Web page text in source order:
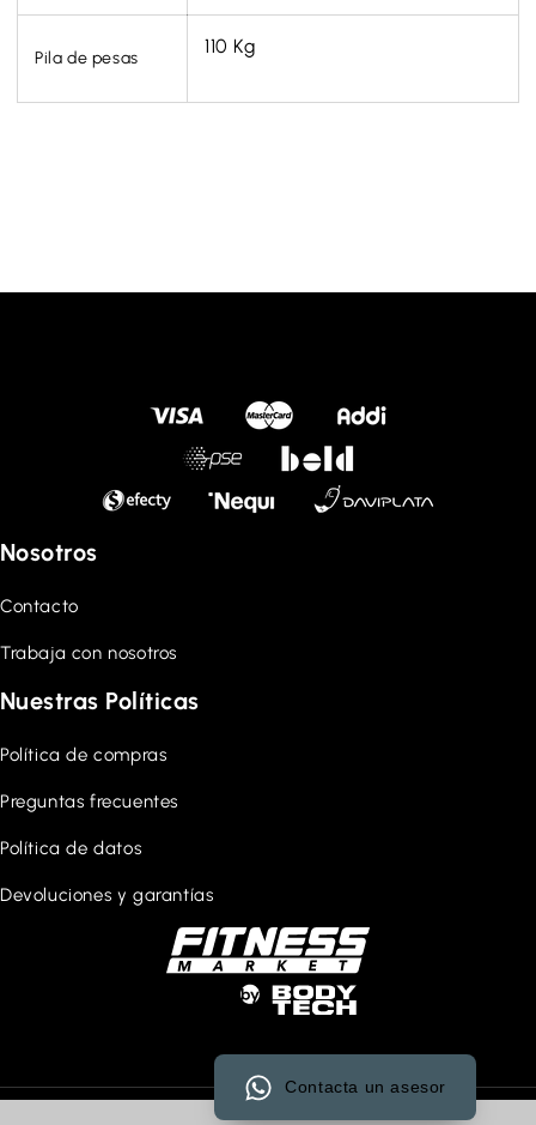
Pila de pesas
110 Kg
Nosotros
Contacto
Trabaja con nosotros
Nuestras Políticas
Política de compras
Preguntas frecuentes
Política de datos
Devoluciones y garantías
Contacta un asesor